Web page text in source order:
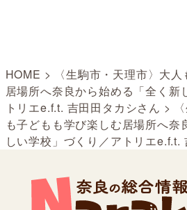
HOME >
〈生駒市・天理市〉大
居場所へ奈良から始める「全く新
トリエe.f.t. 吉田田タカシさん >
も子どもも学び楽しむ居場所へ奈
しい学校」づくり／アトリエe.f.t.